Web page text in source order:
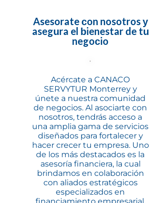
Asesorate con nosotros y
asegura el bienestar de tu
negocio
Acércate a CANACO
SERVYTUR Monterrey y
únete a nuestra comunidad
de negocios. Al asociarte con
nosotros, tendrás acceso a
una amplia gama de servicios
diseñados para fortalecer y
hacer crecer tu empresa. Uno
de los más destacados es la
asesoría financiera, la cual
brindamos en colaboración
con aliados estratégicos
especializados en